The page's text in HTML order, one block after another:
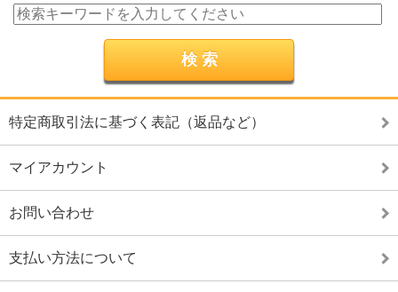
特定商取引法に基づく表記（返品など）
マイアカウント
お問い合わせ
支払い方法について